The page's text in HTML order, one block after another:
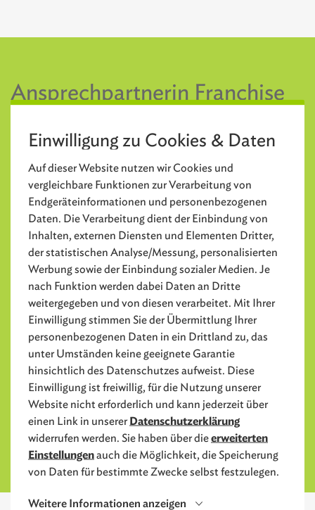
Ansprechpartnerin Franchise
Angela Schmidt
Unternehmenssprecherin, Marketing-Leitung, Ansprechpartnerin für
Franchise
Telefon
+43 664 911 60 16
E-Mail
a.schmidt@lernquadrat.at
Einwilligung zu Cookies & Daten
Auf dieser Website nutzen wir Cookies und
vergleichbare Funktionen zur Verarbeitung von
Endgeräteinformationen und personenbezogenen
Daten. Die Verarbeitung dient der Einbindung von
Inhalten, externen Diensten und Elementen Dritter,
der statistischen Analyse/Messung, personalisierten
Werbung sowie der Einbindung sozialer Medien. Je
nach Funktion werden dabei Daten an Dritte
weitergegeben und von diesen verarbeitet. Mit Ihrer
Einwilligung stimmen Sie der Übermittlung Ihrer
personenbezogenen Daten in ein Drittland zu, das
unter Umständen keine geeignete Garantie
hinsichtlich des Datenschutzes aufweist. Diese
Einwilligung ist freiwillig, für die Nutzung unserer
Website nicht erforderlich und kann jederzeit über
einen Link in unserer Datenschutzerklärung
widerrufen werden. Sie haben über dieerweiterten
Einstellungenauch die Möglichkeit, die Speicherung
von Daten für bestimmte Zwecke selbst festzulegen.
Weitere Informationen anzeigen